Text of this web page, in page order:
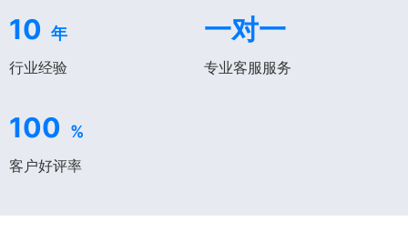
10 年
行业经验
一对一
专业客服服务
100 %
客户好评率